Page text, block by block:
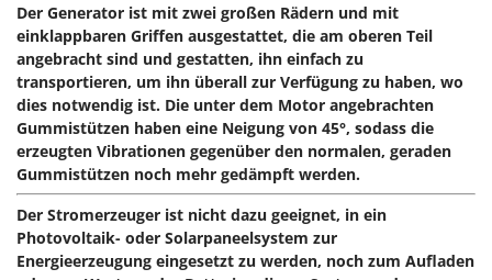
Maisentkörnungsmaschinen
Manuelle Heckenscheren
Mehrzweck-Sauggeräte
Minibacköfen
Motorhacken - Gartenfräsen
Motorspritzen
Mulcher für Traktor
Famag
Famur
FARMER
FBC
Ferrari Group
Ferroni
Ferrua
FIAC
FIEM
Der Generator ist mit zwei großen Rädern und mit
einklappbaren Griffen ausgestattet, die am oberen Teil
angebracht sind und gestatten, ihn einfach zu
transportieren, um ihn überall zur Verfügung zu haben, wo
dies notwendig ist. Die unter dem Motor angebrachten
Gummistützen haben eine Neigung von 45°, sodass die
erzeugten Vibrationen gegenüber den normalen, geraden
Gummistützen noch mehr gedämpft werden.
Der Stromerzeuger ist nicht dazu geeignet, in ein
Photovoltaik- oder Solarpaneelsystem zur
Energieerzeugung eingesetzt zu werden, noch zum Aufladen